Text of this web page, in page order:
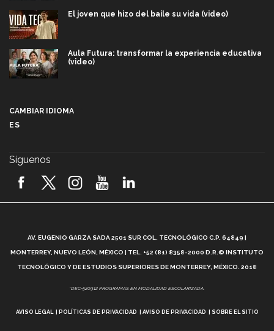
El joven que hizo del baile su vida (video)
Aula Futura: transformar la experiencia educativa
(video)
2026! (video)
¿Cómo es el Modelo Educativo Tec? (video)
Vida Tec: Feminismo e Inteligencia Artificial, Paola
CAMBIAR IDIOMA
ES
Síguenos
AV. EUGENIO GARZA SADA 2501 SUR COL. TECNOLÓGICO C.P. 64849 |
MONTERREY, NUEVO LEÓN, MÉXICO | TEL. +52 (81) 8358-2000 D.R.© INSTITUTO
TECNOLÓGICO Y DE ESTUDIOS SUPERIORES DE MONTERREY, MÉXICO. 2018
*DEC-520912 PROGRAMAS EN MODALIDAD ESCOLARIZADA.
AVISO LEGAL POLÍTICAS DE PRIVACIDAD AVISO DE PRIVACIDAD SOBRE EL SITIO